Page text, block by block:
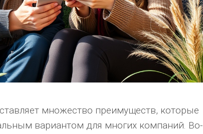
множество преимуществ, которые
вариантом для многих компаний. Во-